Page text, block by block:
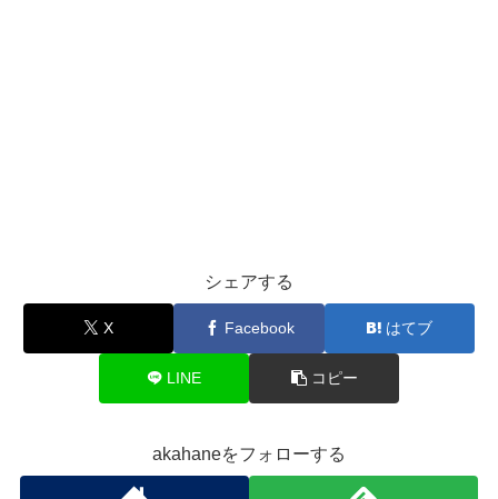
シェアする
X Facebook はてブ
LINE コピー
akahaneをフォローする